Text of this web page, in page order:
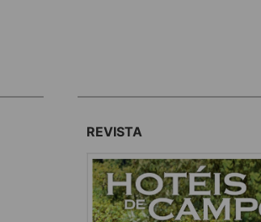
REVISTA